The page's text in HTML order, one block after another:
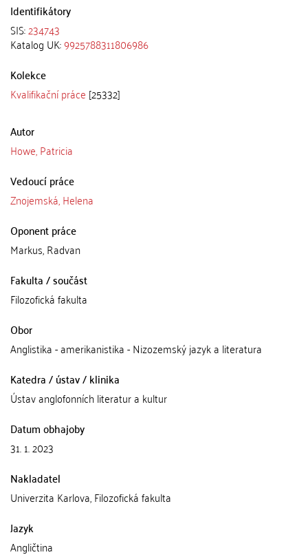
Identifikátory
SIS:234743
Katalog UK:9925788311806986
Kolekce
Kvalifikační práce [25332]
Autor
Howe, Patricia
Vedoucí práce
Znojemská, Helena
Oponent práce
Markus, Radvan
Fakulta / součást
Filozofická fakulta
Obor
Anglistika - amerikanistika - Nizozemský jazyk a literatura
Katedra / ústav / klinika
Ústav anglofonních literatur a kultur
Datum obhajoby
31. 1. 2023
Nakladatel
Univerzita Karlova, Filozofická fakulta
Jazyk
Angličtina